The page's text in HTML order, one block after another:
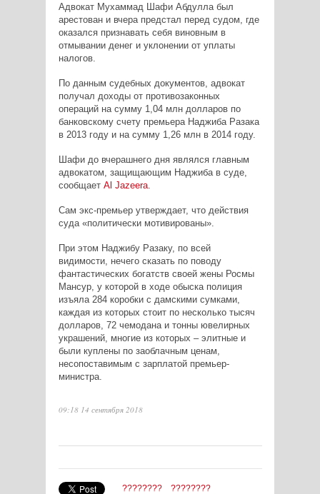
Адвокат Мухаммад Шафи Абдулла был
арестован и вчера предстал перед судом, где
оказался признавать себя виновным в
отмывании денег и уклонении от уплаты
налогов.
По данным судебных документов, адвокат
получал доходы от противозаконных
операций на сумму 1,04 млн долларов по
банковскому счету премьера Наджиба Разака
в 2013 году и на сумму 1,26 млн в 2014 году.
Шафи до вчерашнего дня являлся главным
адвокатом, защищающим Наджиба в суде,
сообщает Al Jazeera.
Сам экс-премьер утверждает, что действия
суда «политически мотивированы».
При этом Наджибу Разаку, по всей
видимости, нечего сказать по поводу
фантастических богатств своей жены Росмы
Мансур, у которой в ходе обыска полиция
изъяла 284 коробки с дамскими сумками,
каждая из которых стоит по несколько тысяч
долларов, 72 чемодана и тонны ювелирных
украшений, многие из которых – элитные и
были куплены по заоблачным ценам,
несопоставимым с зарплатой премьер-
министра.
09:18 14 сентября 2018
???????? ????????